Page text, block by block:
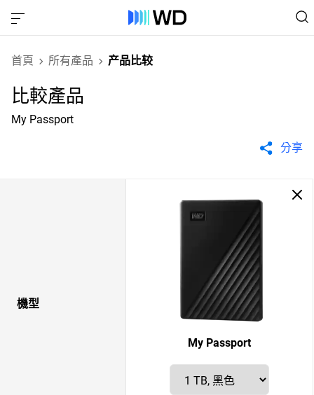
首頁 所有產品 产品比较
比較產品
My Passport
分享
機型
My Passport